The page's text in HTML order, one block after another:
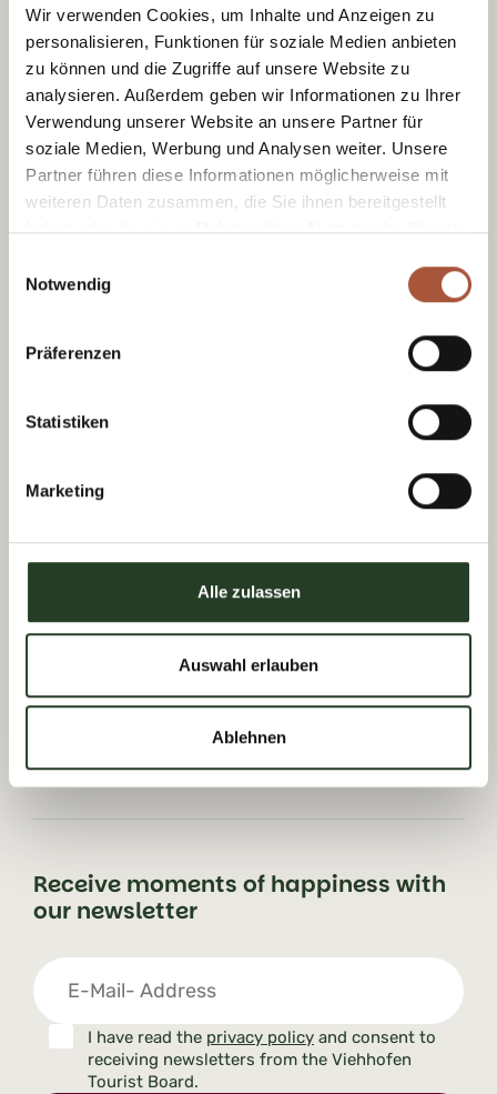
Wir verwenden Cookies, um Inhalte und Anzeigen zu
personalisieren, Funktionen für soziale Medien anbieten
zu können und die Zugriffe auf unsere Website zu
analysieren. Außerdem geben wir Informationen zu Ihrer
Verwendung unserer Website an unsere Partner für
soziale Medien, Werbung und Analysen weiter. Unsere
Partner führen diese Informationen möglicherweise mit
weiteren Daten zusammen, die Sie ihnen bereitgestellt
haben oder die sie im Rahmen Ihrer Nutzung der Dienste
Notwendig
Präferenzen
Statistiken
Marketing
Alle zulassen
Auswahl erlauben
Ablehnen
+43 6563 20 150
info@weissee.at
www.gletscherwelt-weissee.at
Dorfplatz 1, A-5752 Viehhofen
Tel.:+43 6542 685 59
info@viehhofen.at
Receive moments of happiness with
our newsletter
I have read the privacy policy and consent to
receiving newsletters from the Viehhofen
Tourist Board.